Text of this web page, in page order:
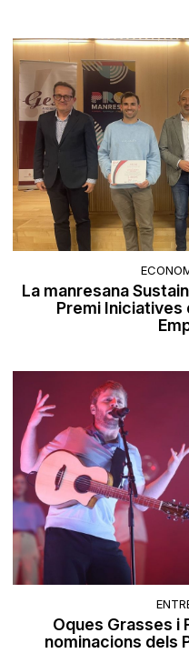
La manresana
Premi Iniciatives
Oques Grasses i
nominacions dels